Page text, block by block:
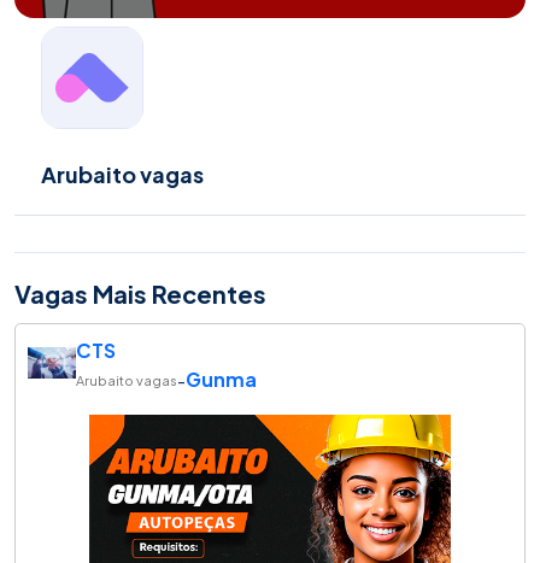
Arubaito vagas
Vagas Mais Recentes
CTS
Arubaito vagas-Gunma